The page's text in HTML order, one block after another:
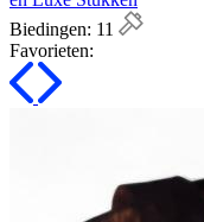
Biedingen: 11
Favorieten: